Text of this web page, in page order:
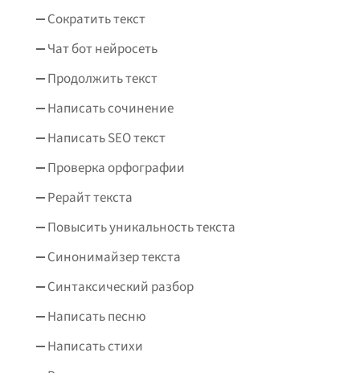
Сократить текст
Чат бот нейросеть
Продолжить текст
Написать сочинение
Написать SEO текст
Проверка орфографии
Рерайт текста
Повысить уникальность текста
Синонимайзер текста
Синтаксический разбор
Написать песню
Написать стихи